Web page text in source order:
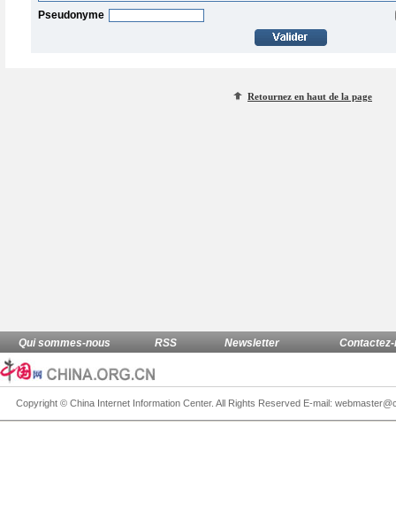
Pseudonyme
Retournez en haut de la page